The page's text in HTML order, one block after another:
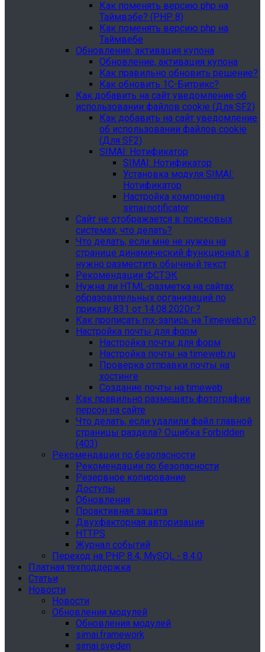
Как поменять версию php на
Таймвэбе? (PHP 8)
Как поменять версию php на
Таймвебе
Обновление, активация купона
Обновление, активация купона
Как правильно обновить решение?
Как обновить 1С-Битрикс?
Как добавить на сайт уведомление об
использовании файлов cookie (Для SF2)
Как добавить на сайт уведомление
об использовании файлов cookie
(Для SF2)
SIMAI: Нотификатор
SIMAI: Нотификатор
Установка модуля SIMAI:
Нотификатор
Настройка компонента
simai:notificator
Сайт не отображается в поисковых
системах, что делать?
Что делать, если мне не нужен на
странице динамический функционал, а
нужно разместить обычный текст
Рекомендации ФСТЭК
Нужна ли HTML-разметка на сайтах
образовательных организаций по
приказу 831 от 14.08.2020г.?
Как прописать mx-запись на Timeweb.ru?
Настройка почты для форм
Настройка почты для форм
Настройка почты на timeweb.ru
Проверка отправки почты на
хостинге
Создание почты на timeweb
Как правильно размещать фотографии
персон на сайте
Что делать, если удалили файл главной
страницы раздела? Ошибка Forbidden
(403)
Рекомендации по безопасности
Рекомендации по безопасности
Резервное копирование
Доступы
Обновления
Проактивная защита
Двухфакторная авторизация
HTTPS
Журнал событий
Переход на PHP 8.4, MySQL - 8.4.0
Платная техподдержка
Статьи
Новости
Новости
Обновления модулей
Обновления модулей
simai.framework
simai.sveden